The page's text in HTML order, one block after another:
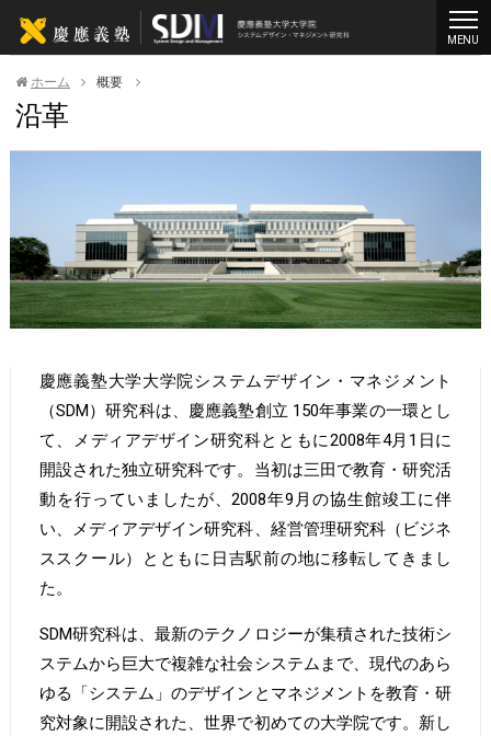
ホーム 概要
沿革
慶應義塾大学大学院システムデザイン・マネジメント
（SDM）研究科は、慶應義塾創立 150年事業の一環とし
て、メディアデザイン研究科とともに2008年4月1日に
開設された独立研究科です。当初は三田で教育・研究活
動を行っていましたが、2008年9月の協生館竣工に伴
い、メディアデザイン研究科、経営管理研究科（ビジネ
ススクール）とともに日吉駅前の地に移転してきまし
た。
SDM研究科は、最新のテクノロジーが集積された技術シ
ステムから巨大で複雑な社会システムまで、現代のあら
ゆる「システム」のデザインとマネジメントを教育・研
究対象に開設された、世界で初めての大学院です。新し
MENU